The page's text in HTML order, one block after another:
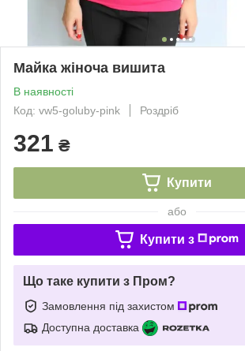
Майка жіноча вишита
В наявності
Код: vw5-goluby-pink
Роздріб
321 ₴
Купити
або
Купити з
Що таке купити з Пром?
Замовлення під захистом
Доступна доставка